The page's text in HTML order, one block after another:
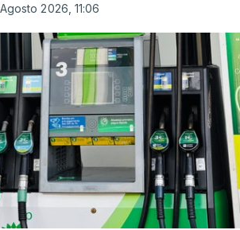
meses seguintes, à medida
repercutem os seus
esteve associado aos preços
dos cereais (+3,4%) e dos
"parcialmente
quedas" nos preços das "carnes
2026, 11:06